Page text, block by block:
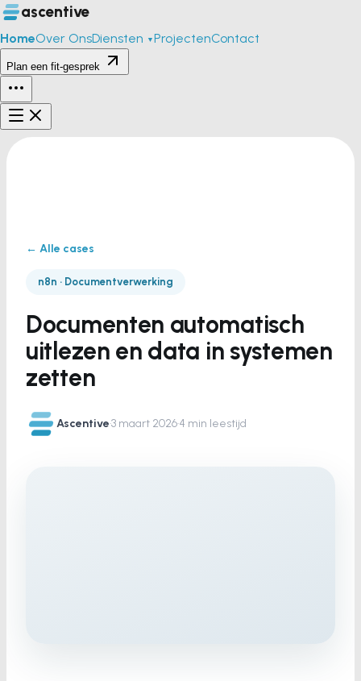
ascentive
HomeOver OnsDiensten ▼ProjectenContact
Plan een fit-gesprek
← Alle cases
n8n · Documentverwerking
Documenten automatisch
uitlezen en data in systemen
zetten
Ascentive·3 maart 2026·4 min leestijd